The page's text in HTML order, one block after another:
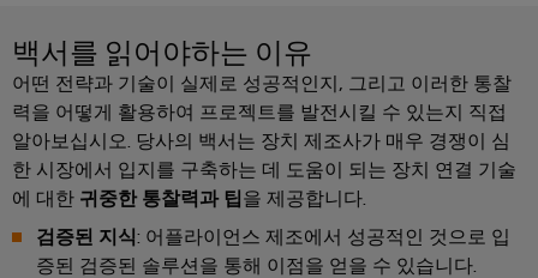
구
성
기
직
관
적
이
고,
복
잡
하
백서를 읽어야하는 이유
어떤 전략과 기술이 실제로 성공적인지, 그리고 이러한 통찰
력을 어떻게 활용하여 프로젝트를 발전시킬 수 있는지 직접
알아보십시오. 당사의 백서는 장치 제조사가 매우 경쟁이 심
한 시장에서 입지를 구축하는 데 도움이 되는 장치 연결 기술
에 대한 귀중한 통찰력과 팁을 제공합니다.
검증된 지식: 어플라이언스 제조에서 성공적인 것으로 입
증된 검증된 솔루션을 통해 이점을 얻을 수 있습니다.